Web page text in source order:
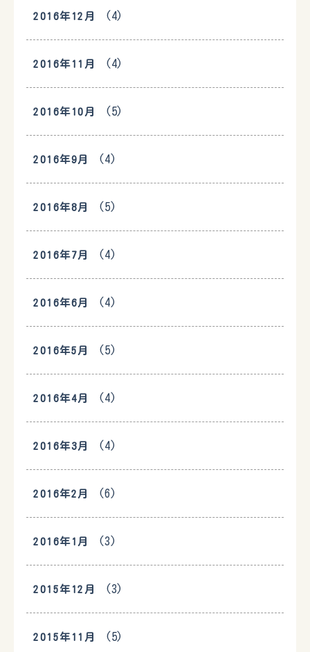
2016年12月 (4)
2016年11月 (4)
2016年10月 (5)
2016年9月 (4)
2016年8月 (5)
2016年7月 (4)
2016年6月 (4)
2016年5月 (5)
2016年4月 (4)
2016年3月 (4)
2016年2月 (6)
2016年1月 (3)
2015年12月 (3)
2015年11月 (5)